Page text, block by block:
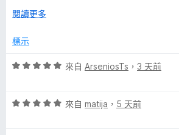
already have dark theme, including my
styles or rules?
展
後
閱讀更多
標示
評
分
來自 ArseniosTs ， 3 天前
評
來自 matija ， 5 天前